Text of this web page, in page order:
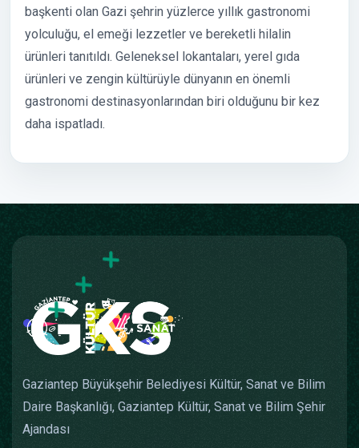
başkenti olan Gazi şehrin yüzlerce yıllık gastronomi
yolculuğu, el emeği lezzetler ve bereketli hilalin
ürünleri tanıtıldı. Geleneksel lokantaları, yerel gıda
ürünleri ve zengin kültürüyle dünyanın en önemli
gastronomi destinasyonlarından biri olduğunu bir kez
daha ispatladı.
Gaziantep Büyükşehir Belediyesi Kültür, Sanat ve Bilim
Daire Başkanlığı, Gaziantep Kültür, Sanat ve Bilim Şehir
Ajandası